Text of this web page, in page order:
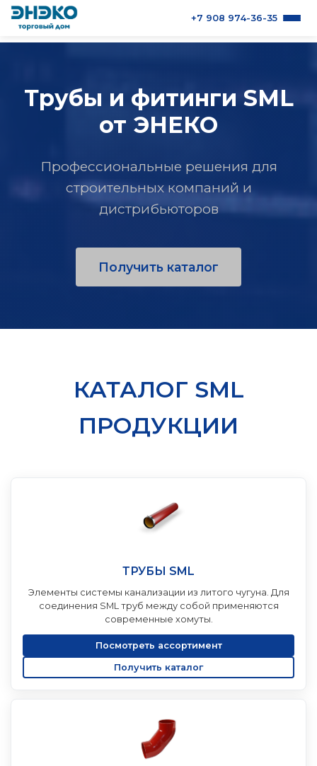
Каталоги
+7 908 974-36-35
Трубы и фитинги SML
от ЭНЕКО
Профессиональные решения для
строительных компаний и
дистрибьюторов
Получить каталог
КАТАЛОГ SML
ПРОДУКЦИИ
ТРУБЫ SML
Элементы системы канализации из литого чугуна. Для
соединения SML труб между собой применяются
современные хомуты.
Посмотреть ассортимент
Получить каталог